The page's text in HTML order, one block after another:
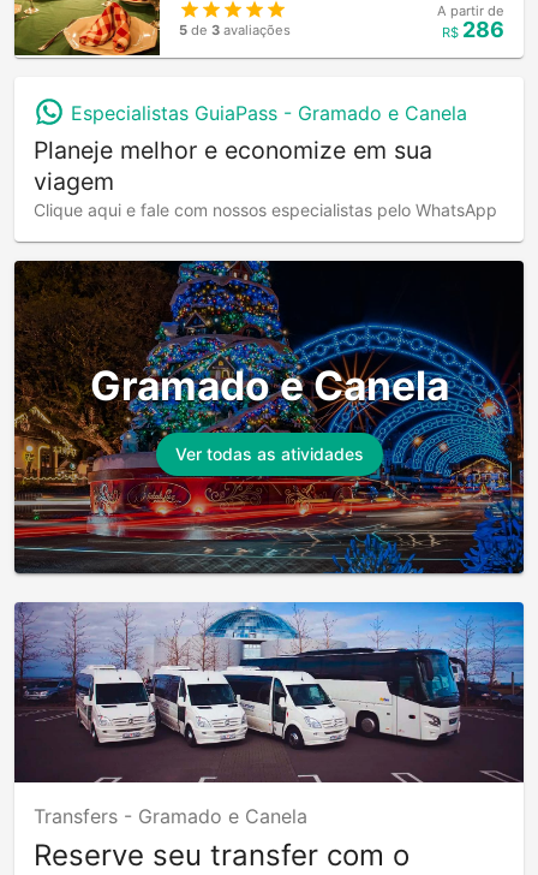
5 de 3 avaliações
A partir de
R$ 286
Especialistas GuiaPass - Gramado e Canela
Planeje melhor e economize em sua
viagem
Clique aqui e fale com nossos especialistas pelo WhatsApp
Gramado e Canela
Ver todas as atividades
Transfers - Gramado e Canela
Reserve seu transfer com o